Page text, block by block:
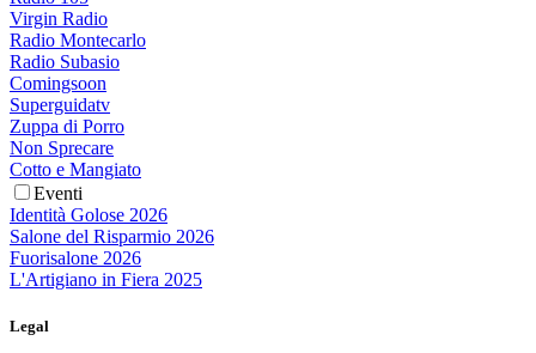
Virgin Radio
Radio Montecarlo
Radio Subasio
Comingsoon
Superguidatv
Zuppa di Porro
Non Sprecare
Cotto e Mangiato
Eventi
Identità Golose 2026
Salone del Risparmio 2026
Fuorisalone 2026
L'Artigiano in Fiera 2025
Legal